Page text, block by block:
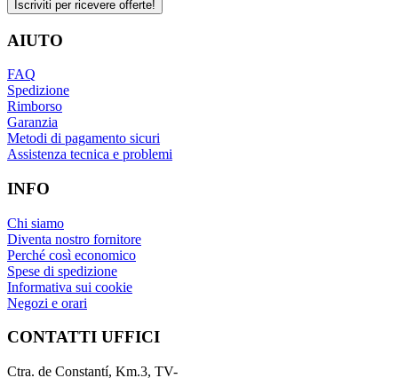
Iscriviti per ricevere offerte!
AIUTO
FAQ
Spedizione
Rimborso
Garanzia
Metodi di pagamento sicuri
Assistenza tecnica e problemi
INFO
Chi siamo
Diventa nostro fornitore
Perché così economico
Spese di spedizione
Informativa sui cookie
Negozi e orari
CONTATTI UFFICI
Ctra. de Constantí, Km.3, TV-